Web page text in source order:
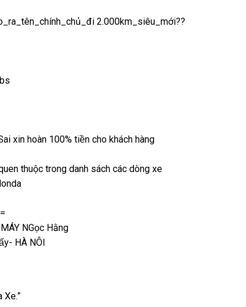
2.000km_siêu_mới??
xin hoàn 100% tiền cho khách hàng
thuộc trong danh sách các dòng xe
NGọc Hằng
HÀ NÔI
Xe.”